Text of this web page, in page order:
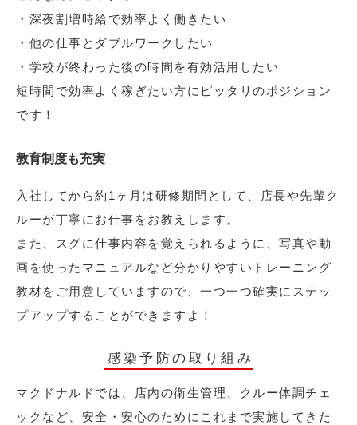
・深夜割増時給で効率よく働きたい
・他の仕事とダブルワークしたい
・学校が終わった後の時間を有効活用したい
短時間で効率よく稼ぎたい方にピッタリのポジション
です！
教育制度も充実
入社してから約1ヶ月は研修期間として、店長や先輩ク
ルーが丁寧にお仕事をお教えします。
また、スグに仕事内容を覚えられるように、写真や動
画を使ったマニュアルなど分かりやすいトレーニング
教材をご用意していますので、一つ一つ確実にステッ
プアップすることができますよ！
感染予防の取り組み
マクドナルドでは、店内の衛生管理、クルー体調チェ
ックなど、安全・安心のためにこれまで実施してきた